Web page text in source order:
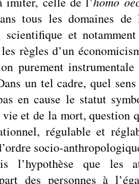
tous les domaines de
et
règles d’un
purement instrumentale
un tel cadre, quel
en cause le statut
et de la mort, question
régulable et
socio-
l’hypothèse que les
des personnes à